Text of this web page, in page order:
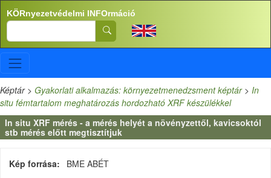
Ugrás a tartalomra
KÖRnyezetvédelmi INFOrmáció
Search
Képtár> Gyakorlati alkalmazás: környezetmenedzsment képtár> In
situ fémtartalom meghatározás hordozható XRF készülékkel
In situ XRF mérés - a mérés helyét a növényzettől, kavicsoktól
stb mérés előtt megtisztítjuk
Kép forrása
BME ABÉT